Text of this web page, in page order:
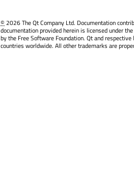
©2026 The Qt Company Ltd. Documentation
documentation provided herein is licensed under
by the Free Software Foundation. Qt and respective
countries worldwide. All other trademarks are